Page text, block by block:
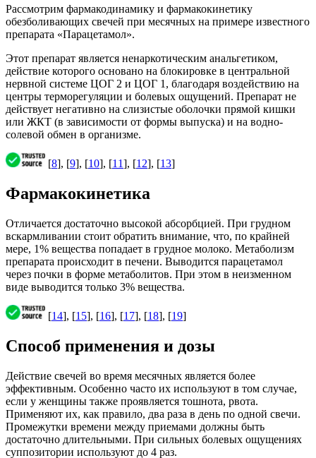
Рассмотрим фармакодинамику и фармакокинетику
обезболивающих свечей при месячных на примере известного
препарата «Парацетамол».
Этот препарат является ненаркотическим анальгетиком,
действие которого основано на блокировке в центральной
нервной системе ЦОГ 2 и ЦОГ 1, благодаря воздействию на
центры терморегуляции и болевых ощущений. Препарат не
действует негативно на слизистые оболочки прямой кишки
или ЖКТ (в зависимости от формы выпуска) и на водно-
солевой обмен в организме.
[8], [9], [10], [11], [12], [13]
Фармакокинетика
Отличается достаточно высокой абсорбцией. При грудном
вскармливании стоит обратить внимание, что, по крайней
мере, 1% вещества попадает в грудное молоко. Метаболизм
препарата происходит в печени. Выводится парацетамол
через почки в форме метаболитов. При этом в неизменном
виде выводится только 3% вещества.
[14], [15], [16], [17], [18], [19]
Способ применения и дозы
Действие свечей во время месячных является более
эффективным. Особенно часто их используют в том случае,
если у женщины также проявляется тошнота, рвота.
Применяют их, как правило, два раза в день по одной свечи.
Промежутки времени между приемами должны быть
достаточно длительными. При сильных болевых ощущениях
суппозитории используют до 4 раз.